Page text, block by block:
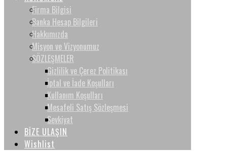
Firma Bilgisi
Banka Hesap Bilgileri
Hakkımızda
Misyon ve Vizyonumuz
SÖZLEŞMELER
Gizlilik ve Çerez Politikası
İptal ve İade Koşulları
Kullanım Koşulları
Mesafeli Satış Sözleşmesi
Sevkiyat
BİZE ULAŞIN
Wishlist